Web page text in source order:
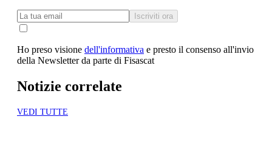
Iscriviti ora
Ho preso visione dell'informativa e presto il consenso all'invio
della Newsletter da parte di Fisascat
Notizie correlate
VEDI TUTTE